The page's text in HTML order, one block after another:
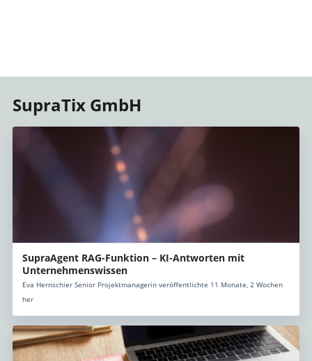
SupraTix GmbH
SupraAgent RAG-Funktion – KI-Antworten mit
Unternehmenswissen
Eva Hernschier Senior Projektmanagerin veröffentlichte 11 Monate, 2 Wochen
her